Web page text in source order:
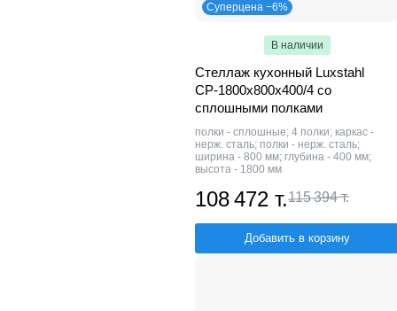
Суперцена −6%
В наличии
Стеллаж кухонный Luxstahl
СР-1800х800х400/4 со
сплошными полками
полки - сплошные; 4 полки; каркас -
нерж. сталь; полки - нерж. сталь;
ширина - 800 мм; глубина - 400 мм;
высота - 1800 мм
108 472 т.115 394 т.
Добавить в корзину